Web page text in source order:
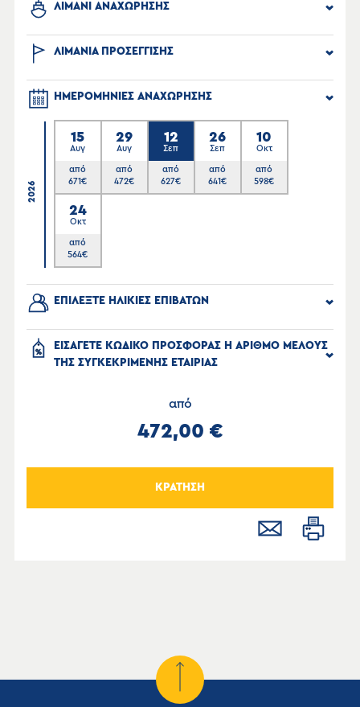
ΛΙΜΑΝΙ ΑΝΑΧΩΡΗΣΗΣ
ΛΙΜΑΝΙΑ ΠΡΟΣΕΓΓΙΣΗΣ
ΗΜΕΡΟΜΗΝΙΕΣ ΑΝΑΧΩΡΗΣΗΣ
2026
15
Αυγ
από
671€
29
Αυγ
από
472€
12
Σεπ
από
627€
26
Σεπ
από
641€
10
Οκτ
από
598€
24
Οκτ
από
564€
ΕΠΙΛΕΞΤΕ ΗΛΙΚΙΕΣ ΕΠΙΒΑΤΩΝ
ΕΙΣΑΓΕΤΕ ΚΩΔΙΚΟ ΠΡΟΣΦΟΡΑΣ Η ΑΡΙΘΜΟ ΜΕΛΟΥΣ
ΤΗΣ ΣΥΓΚΕΚΡΙΜΕΝΗΣ ΕΤΑΙΡΙΑΣ
από
472,00 €
ΚΡΑΤΗΣΗ